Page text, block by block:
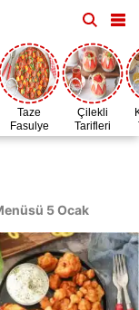
Taze
Fasulye
Zamanı
Çilekli
Tarifleri
5 Ocak